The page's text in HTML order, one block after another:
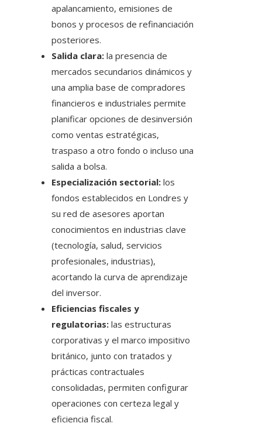
apalancamiento, emisiones de
bonos y procesos de refinanciación
posteriores.
Salida clara: la presencia de
mercados secundarios dinámicos y
una amplia base de compradores
financieros e industriales permite
planificar opciones de desinversión
como ventas estratégicas,
traspaso a otro fondo o incluso una
salida a bolsa.
Especialización sectorial: los
fondos establecidos en Londres y
su red de asesores aportan
conocimientos en industrias clave
(tecnología, salud, servicios
profesionales, industrias),
acortando la curva de aprendizaje
del inversor.
Eficiencias fiscales y
regulatorias: las estructuras
corporativas y el marco impositivo
británico, junto con tratados y
prácticas contractuales
consolidadas, permiten configurar
operaciones con certeza legal y
eficiencia fiscal.